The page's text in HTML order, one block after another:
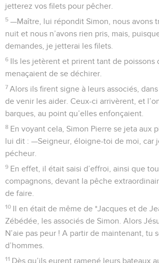
jetterez vos filets pour pêcher.
5 —Maître, lui répondit Simon, nous avons
nuit et nous n’avons rien pris, mais,
demandes, je jetterai les filets.
6 Ils les jetèrent et prirent tant de poissons
menaçaient de se déchirer.
7 Alors ils firent signe à leurs associés, dans
de venir les aider. Ceux-ci arrivèrent, et
barques, au point qu’elles enfonçaient.
8 En voyant cela, Simon Pierre se jeta aux
lui dit : —Seigneur, éloigne-toi de moi, car
pécheur.
9 En effet, il était saisi d’effroi, ainsi que
compagnons, devant la pêche
de faire.
10 Il en était de même de *Jacques et de
Zébédée, les associés de Simon. Alors
N’aie pas peur ! A partir de maintenant, tu
d’hommes.
11 Dès qu’ils eurent ramené leurs bateaux